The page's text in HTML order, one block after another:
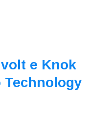
e Knok
Technology